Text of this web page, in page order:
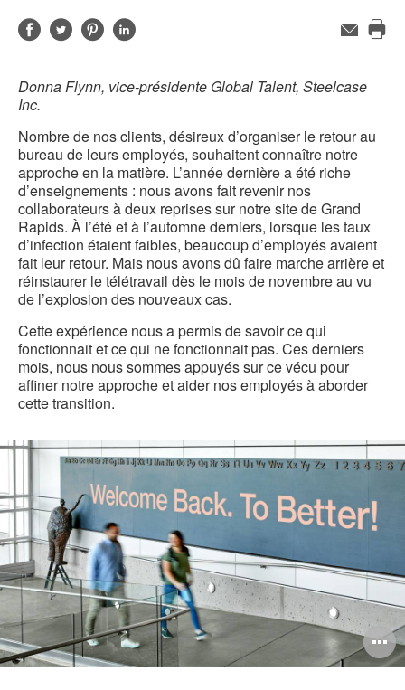
Partager
PartagerPartagerPartager
Adresse
Donna Flynn, vice-présidente Global Talent, Steelcase
Inc.
Nombre de nos clients, désireux d’organiser le retour au
bureau de leurs employés, souhaitent connaître notre
approche en la matière. L’année dernière a été riche
d’enseignements : nous avons fait revenir nos
collaborateurs à deux reprises sur notre site de Grand
Rapids. À l’été et à l’automne derniers, lorsque les taux
d’infection étaient faibles, beaucoup d’employés avaient
fait leur retour. Mais nous avons dû faire marche arrière et
réinstaurer le télétravail dès le mois de novembre au vu
de l’explosion des nouveaux cas.
Cette expérience nous a permis de savoir ce qui
fonctionnait et ce qui ne fonctionnait pas. Ces derniers
mois, nous nous sommes appuyés sur ce vécu pour
affiner notre approche et aider nos employés à aborder
cette transition.